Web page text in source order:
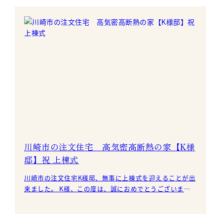
川崎市の注文住宅 高気密高断熱の家【K様
邸】祝 上棟式
川崎市の注文住宅K様邸、無事に上棟式を迎えることが出
来ました。 K様、この度は、誠におめでとうございま